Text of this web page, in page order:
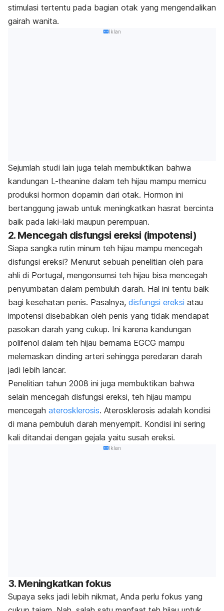
stimulasi tertentu pada bagian otak yang mengendalikan
gairah wanita.
Iklan
Sejumlah studi lain juga telah membuktikan bahwa
kandungan L-theanine dalam teh hijau mampu memicu
produksi hormon dopamin dari otak. Hormon ini
bertanggung jawab untuk meningkatkan hasrat bercinta
baik pada laki-laki maupun perempuan.
2. Mencegah disfungsi ereksi (impotensi)
Siapa sangka rutin minum teh hijau mampu mencegah
disfungsi ereksi? Menurut sebuah penelitian oleh para
ahli di Portugal, mengonsumsi teh hijau bisa mencegah
penyumbatan dalam pembuluh darah. Hal ini tentu baik
bagi kesehatan penis. Pasalnya, disfungsi ereksi atau
impotensi disebabkan oleh penis yang tidak mendapat
pasokan darah yang cukup. Ini karena kandungan
polifenol dalam teh hijau bernama EGCG mampu
melemaskan dinding arteri sehingga peredaran darah
jadi lebih lancar.
Penelitian tahun 2008 ini juga membuktikan bahwa
selain mencegah disfungsi ereksi, teh hijau mampu
mencegah aterosklerosis. Aterosklerosis adalah kondisi
di mana pembuluh darah menyempit. Kondisi ini sering
kali ditandai dengan gejala yaitu susah ereksi.
Iklan
3. Meningkatkan fokus
Supaya seks jadi lebih nikmat, Anda perlu fokus yang